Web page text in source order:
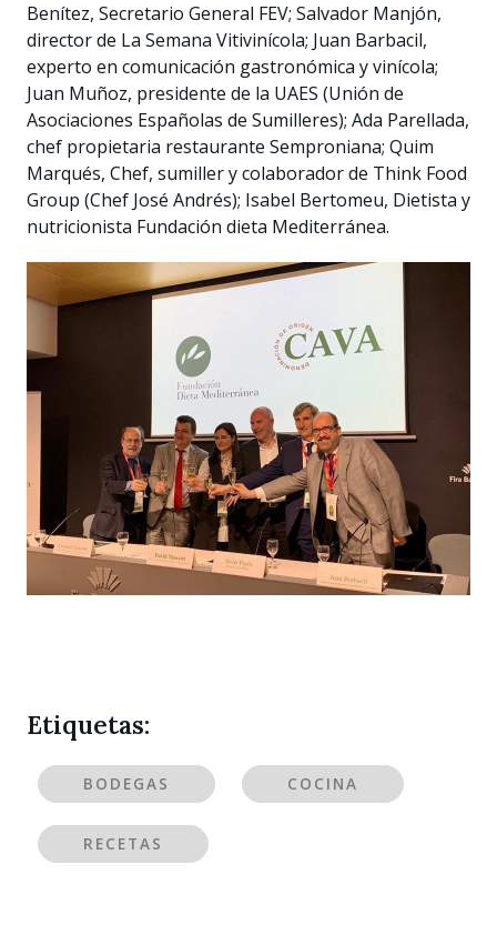
Benítez, Secretario General FEV; Salvador Manjón,
director de La Semana Vitivinícola; Juan Barbacil,
experto en comunicación gastronómica y vinícola;
Juan Muñoz, presidente de la UAES (Unión de
Asociaciones Españolas de Sumilleres); Ada Parellada,
chef propietaria restaurante Semproniana; Quim
Marqués, Chef, sumiller y colaborador de Think Food
Group (Chef José Andrés); Isabel Bertomeu, Dietista y
nutricionista Fundación dieta Mediterránea.
Etiquetas:
BODEGAS COCINA
RECETAS